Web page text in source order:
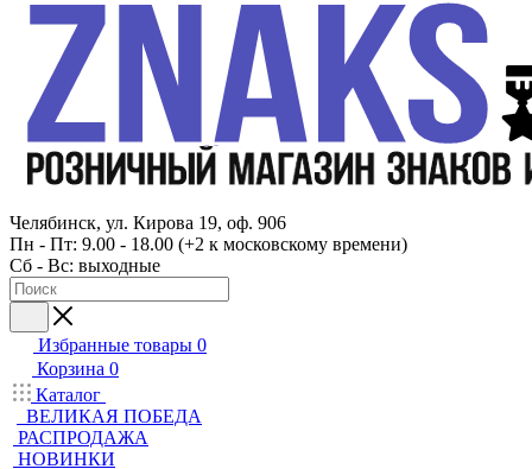
Челябинск, ул. Кирова 19, оф. 906
Пн - Пт: 9.00 - 18.00 (+2 к московскому времени)
Сб - Вс: выходные
Избранные товары 0
Корзина 0
Каталог
ВЕЛИКАЯ ПОБЕДА
РАСПРОДАЖА
НОВИНКИ